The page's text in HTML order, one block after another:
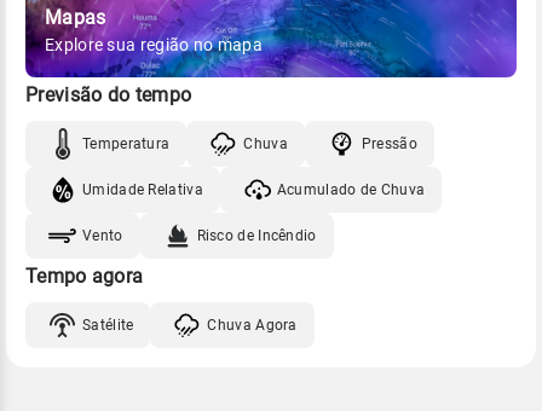
Mapas
Explore sua região no mapa
Previsão do tempo
Temperatura Chuva Pressão
Umidade Relativa Acumulado de Chuva
Vento Risco de Incêndio
Tempo agora
Satélite Chuva Agora